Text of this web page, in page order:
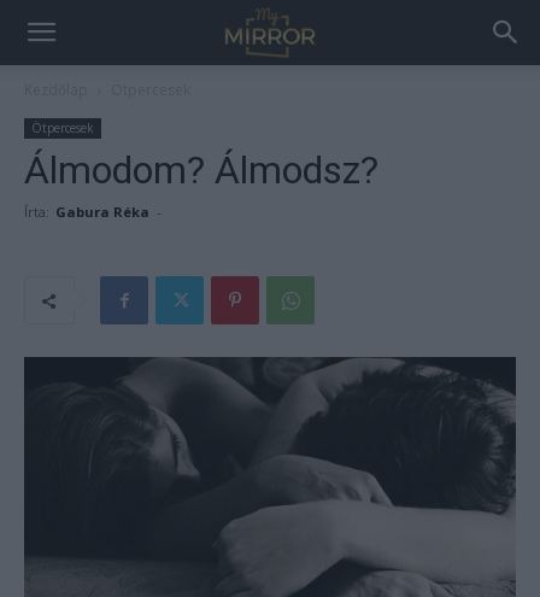
Ötpercesek
Álmodom? Álmodsz?
Írta: Gabura Réka -